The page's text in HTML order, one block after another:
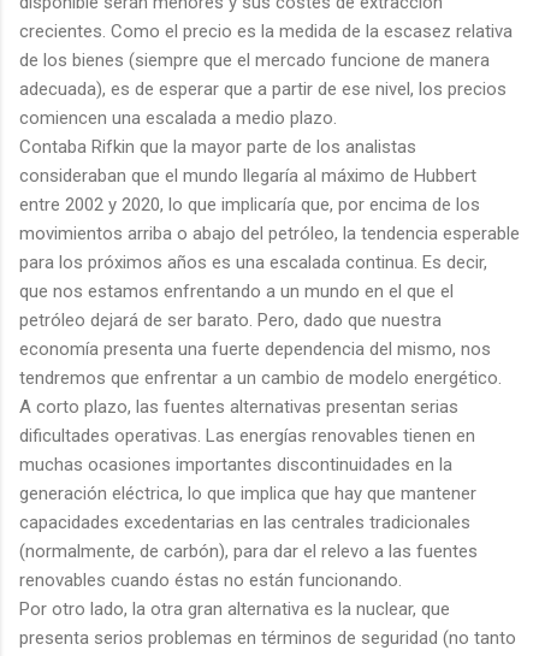
crecientes. Como el precio es la medida de la escasez relativa
de los bienes (siempre que el mercado funcione de manera
adecuada), es de esperar que a partir de ese nivel, los precios
comiencen una escalada a medio plazo.
Contaba Rifkin que la mayor parte de los analistas
consideraban que el mundo llegaría al máximo de Hubbert
entre 2002 y 2020, lo que implicaría que, por encima de los
movimientos arriba o abajo del petróleo, la tendencia esperable
para los próximos años es una escalada continua. Es decir,
que nos estamos enfrentando a un mundo en el que el
petróleo dejará de ser barato. Pero, dado que nuestra
economía presenta una fuerte dependencia del mismo, nos
tendremos que enfrentar a un cambio de modelo energético.
A corto plazo, las fuentes alternativas presentan serias
dificultades operativas. Las energías renovables tienen en
muchas ocasiones importantes discontinuidades en la
generación eléctrica, lo que implica que hay que mantener
capacidades excedentarias en las centrales tradicionales
(normalmente, de carbón), para dar el relevo a las fuentes
renovables cuando éstas no están funcionando.
Por otro lado, la otra gran alternativa es la nuclear, que
presenta serios problemas en términos de seguridad (no tanto